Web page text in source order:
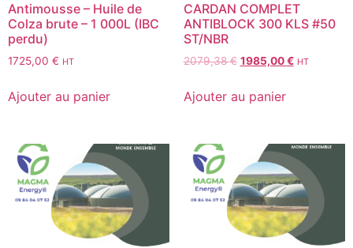
Antimousse – Huile de
Colza brute – 1 000L (IBC
perdu)
1725,00 € HT
Ajouter au panier
CARDAN COMPLET
ANTIBLOCK 300 KLS #50
ST/NBR
2079,38€ 1985,00€ HT
Ajouter au panier